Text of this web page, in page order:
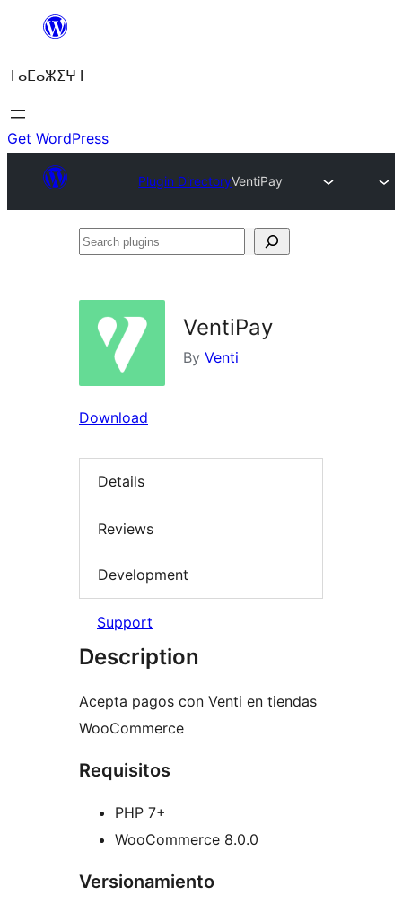
content
ⵜⴰⵎⴰⵣⵉⵖⵜ
Get WordPress
Plugin DirectoryVentiPay
Search
VentiPay
By Venti
Download
Details
Reviews
Development
Support
Description
Acepta pagos con Venti en tiendas
WooCommerce
Requisitos
PHP 7+
WooCommerce 8.0.0
Versionamiento